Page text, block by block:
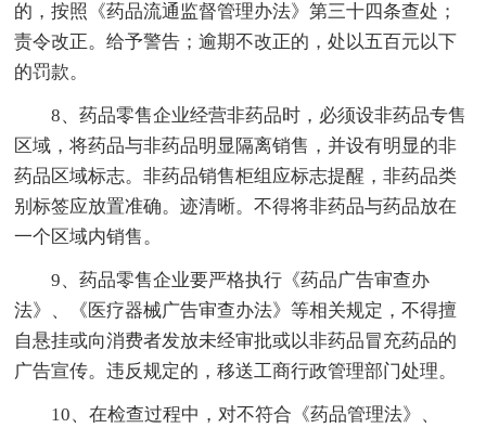
的，按照《药品流通监督管理办法》第三十四条查处；
责令改正。给予警告；逾期不改正的，处以五百元以下
的罚款。
8、药品零售企业经营非药品时，必须设非药品专售
区域，将药品与非药品明显隔离销售，并设有明显的非
药品区域标志。非药品销售柜组应标志提醒，非药品类
别标签应放置准确。迹清晰。不得将非药品与药品放在
一个区域内销售。
9、药品零售企业要严格执行《药品广告审查办
法》、《医疗器械广告审查办法》等相关规定，不得擅
自悬挂或向消费者发放未经审批或以非药品冒充药品的
广告宣传。违反规定的，移送工商行政管理部门处理。
10、在检查过程中，对不符合《药品管理法》、